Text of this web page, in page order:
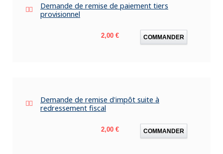
Demande de remise de paiement tiers
provisionnel
Prix
2,00 € COMMANDER
Demande de remise d'impôt suite à
redressement fiscal
Prix
2,00 € COMMANDER